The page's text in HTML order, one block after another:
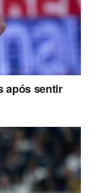
após sentir